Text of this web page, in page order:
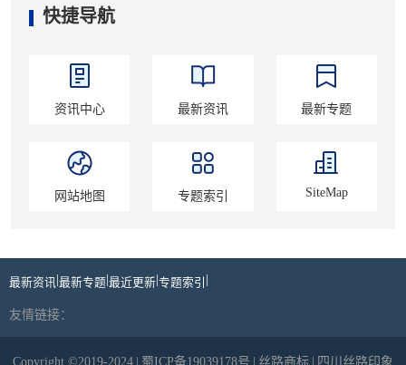
快捷导航
资讯中心 最新资讯 最新专题
网站地图 专题索引 SiteMap
最新资讯 最新专题 最近更新 专题索引
友情链接：
Copyright ©2019-2024 蜀ICP备19039178号 丝路商标 四川丝路印象